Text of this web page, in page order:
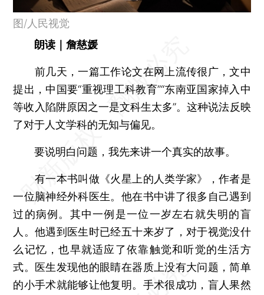
图/人民视觉
朗读｜詹慈媛
前几天，一篇工作论文在网上流传很广，文中
提出，中国要“重视理工科教育”“东南亚国家掉入中
等收入陷阱原因之一是文科生太多”。这种说法反映
了对于人文学科的无知与偏见。
要说明白问题，我先来讲一个真实的故事。
有一本书叫做《火星上的人类学家》，作者是
一位脑神经外科医生。他在书中讲了很多自己遇到
过的病例。其中一例是一位一岁左右就失明的盲
人。他遇到医生时已经五十来岁了，对于视觉没什
么记忆，也早就适应了依靠触觉和听觉的生活方
式。医生发现他的眼睛在器质上没有大问题，简单
的小手术就能够让他复明。手术很成功，盲人果然